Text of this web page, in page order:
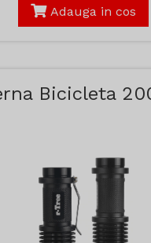
Adauga in cos
Bicicleta